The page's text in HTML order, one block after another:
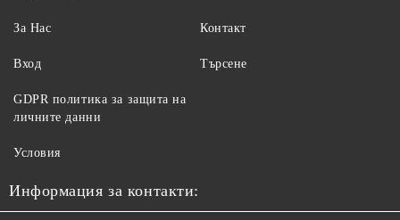
За Нас
Вход
Контакт
Търсене
GDPR политика за защита на
личните данни
Условия
Информация за контакти: